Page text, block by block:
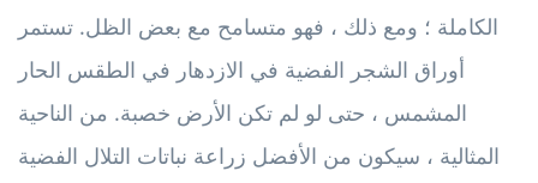
الكاملة ؛ ومع ذلك ، فهو متسامح مع بعض الظل. تستمر
أوراق الشجر الفضية في الازدهار في الطقس الحار
المشمس ، حتى لو لم تكن الأرض خصبة. من الناحية
المثالية ، سيكون من الأفضل زراعة نباتات التلال الفضية